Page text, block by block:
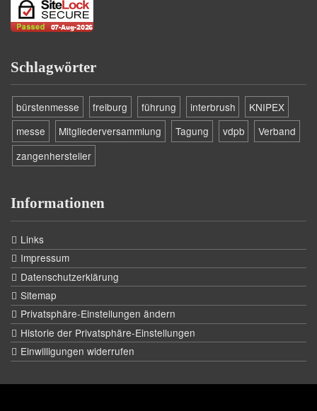
Schlagwörter
bürstenmesse freiburg führung interbrush
KNIPEX
messe
Mitgliederversammlung Tagung vdpb
Verband
zangenhersteller
Informationen
Links
Impressum
Datenschutzerklärung
Sitemap
Privatsphäre-Einstellungen ändern
Historie der Privatsphäre-Einstellungen
Einwilligungen widerrufen